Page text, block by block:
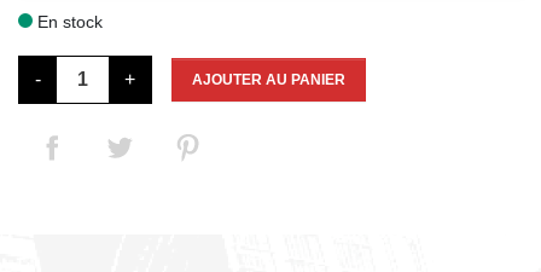
En stock
- + AJOUTER AU PANIER